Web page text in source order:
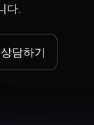
다.
담하기